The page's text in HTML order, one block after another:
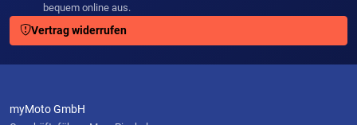
bequem online aus.
Vertrag widerrufen
myMoto GmbH